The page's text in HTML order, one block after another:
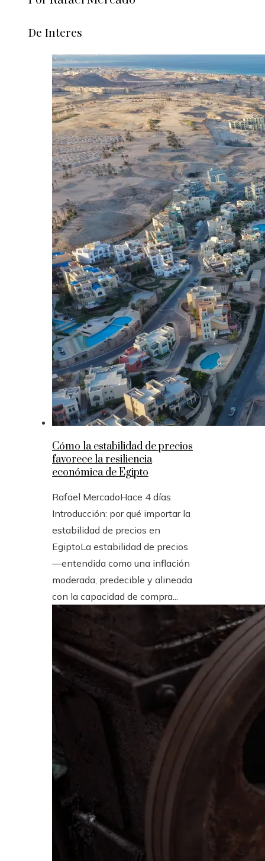
De Interes
Cómo la estabilidad de precios
favorece la resiliencia
económica de Egipto
Rafael MercadoHace 4 días
Introducción: por qué importar la
estabilidad de precios en
EgiptoLa estabilidad de precios
—entendida como una inflación
moderada, predecible y alineada
con la capacidad de compra...